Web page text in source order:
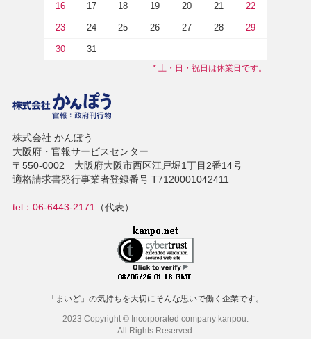
16 17 18 19 20 21 22
23 24 25 26 27 28 29
30 31
* 土・日・祝日は休業日です。
株式会社 かんぽう
大阪府・官報サービスセンター
〒550-0002 大阪府大阪市西区江戸堀1丁目2番14号
適格請求書発行事業者登録番号 T7120001042411
tel：06-6443-2171（代表）
「まいど」の気持ちを大切にそんな思いで働く企業です。
2023 Copyright © Incorporated company kanpou.
All Rights Reserved.